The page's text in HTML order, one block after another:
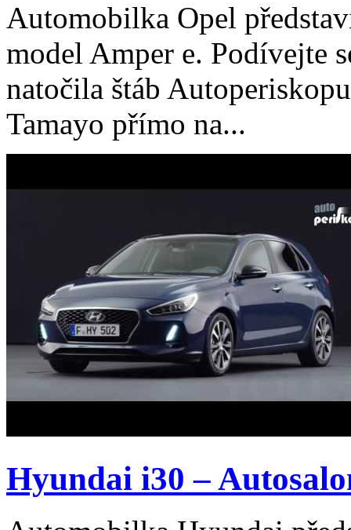
Automobilka Opel
model Amper e. Podívejte
natočila štáb
Tamayo přímo na...
Hyundai i30 –